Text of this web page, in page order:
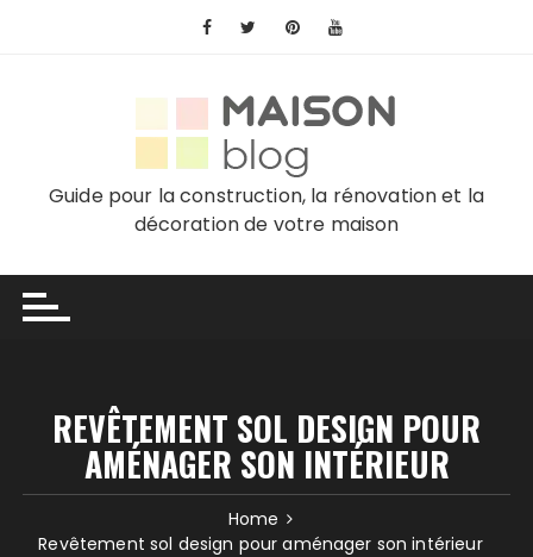
Guide pour la construction, la rénovation et la
décoration de votre maison
REVÊTEMENT SOL DESIGN POUR
AMÉNAGER SON INTÉRIEUR
Home
Revêtement sol design pour aménager son intérieur